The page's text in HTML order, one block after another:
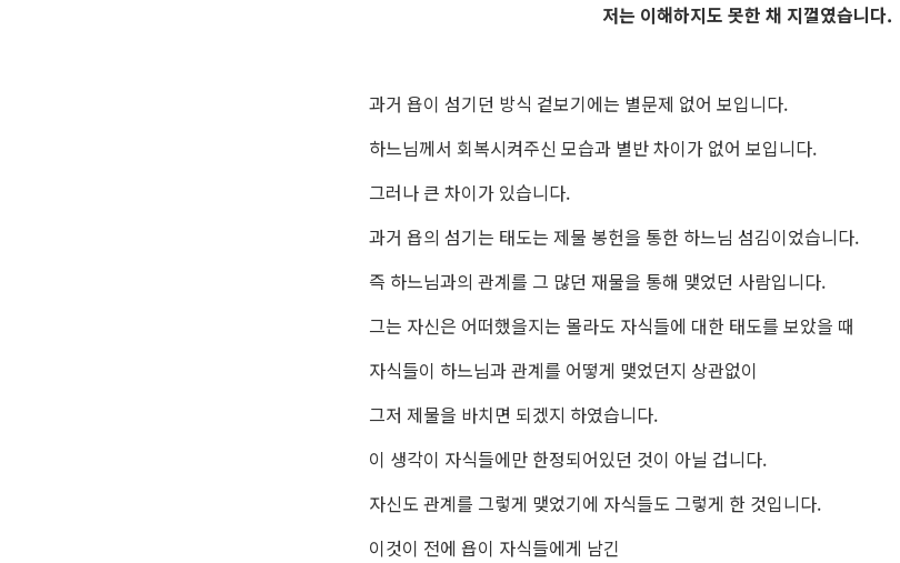
저는 이해하지도 못한 채 지껄였습니다.
과거 욥이 섬기던 방식 겉보기에는 별문제 없어 보입니다.
하느님께서 회복시켜주신 모습과 별반 차이가 없어 보입니다.
그러나 큰 차이가 있습니다.
과거 욥의 섬기는 태도는 제물 봉헌을 통한 하느님 섬김이었습니다.
즉 하느님과의 관계를 그 많던 재물을 통해 맺었던 사람입니다.
그는 자신은 어떠했을지는 몰라도 자식들에 대한 태도를 보았을 때
자식들이 하느님과 관계를 어떻게 맺었던지 상관없이
그저 제물을 바치면 되겠지 하였습니다.
이 생각이 자식들에만 한정되어있던 것이 아닐 겁니다.
자신도 관계를 그렇게 맺었기에 자식들도 그렇게 한 것입니다.
이것이 전에 욥이 자식들에게 남긴